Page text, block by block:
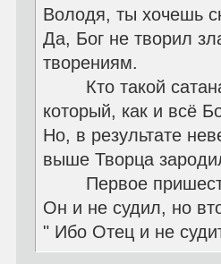
Володя, ты хочешь
Да, Бог не творил
творениям.
Кто такой сатана
который, как и всё
Но, в результате
выше Творца
Первое
Он и не судил, но
" Ибо Отец и не